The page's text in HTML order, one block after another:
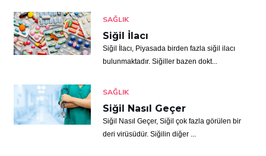
SAĞLIK
Siğil İlacı
Siğil İlacı, Piyasada birden fazla siğil ilacı
bulunmaktadır. Siğiller bazen dokt...
SAĞLIK
Siğil Nasıl Geçer
Siğil Nasıl Geçer, Siğil çok fazla görülen bir
deri virüsüdür. Siğilin diğer ...